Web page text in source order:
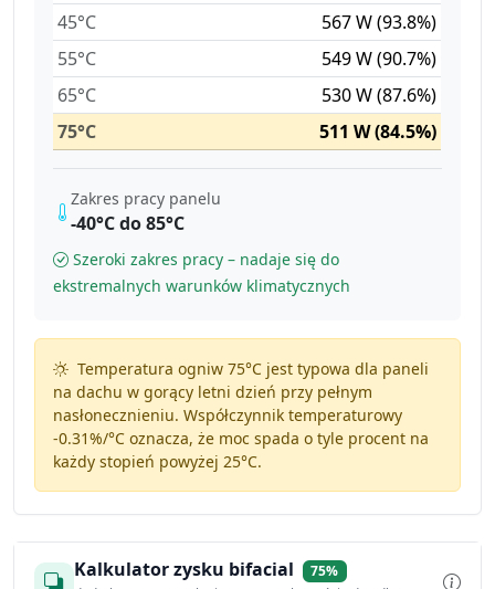
45°C
567 W (93.8%)
55°C
549 W (90.7%)
65°C
530 W (87.6%)
75°C
511 W (84.5%)
Zakres pracy panelu
-40°C do 85°C
Szeroki zakres pracy – nadaje się do
ekstremalnych warunków klimatycznych
Temperatura ogniw 75°C jest typowa dla paneli
na dachu w gorący letni dzień przy pełnym
nasłonecznieniu. Współczynnik temperaturowy
-0.31%/°Coznacza, że moc spada o tyle procent na
każdy stopień powyżej 25°C.
Kalkulator zysku bifacial
75%